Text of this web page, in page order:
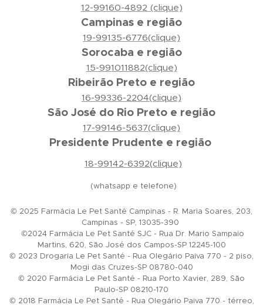
12-99160-4892 (clique)
Campinas e região
19-99135-6776(clique)
Sorocaba e região
15-991011882(clique)
Ribeirão Preto e região
16-99336-2204(clique)
São José do Rio Preto e região
17-99146-5637(clique)
Presidente Prudente e região
18-99142-6392(clique)
(whatsapp e telefone)
© 2025 Farmácia Le Pet Santé Campinas - R. Maria Soares, 203,
Campinas - SP, 13035-390
©2024 Farmácia Le Pet Santé SJC - Rua Dr. Mario Sampaio
Martins, 620, São José dos Campos-SP 12245-100
© 2023 Drogaria Le Pet Santé - Rua Olegário Paiva 770 - 2 piso,
Mogi das Cruzes-SP 08780-040
© 2020 Farmácia Le Pet Santé - Rua Porto Xavier, 289, São
Paulo-SP 08210-170
© 2018 Farmácia Le Pet Santé - Rua Olegário Paiva 770 - térreo,